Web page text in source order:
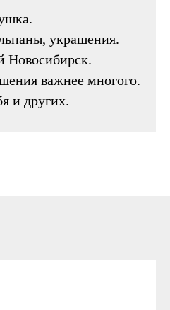
украшения.
Новосибирск.
важнее многого.
и других.